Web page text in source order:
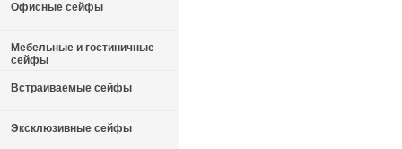
Офисные сейфы
Мебельные и гостиничные
сейфы
Встраиваемые сейфы
Эксклюзивные сейфы